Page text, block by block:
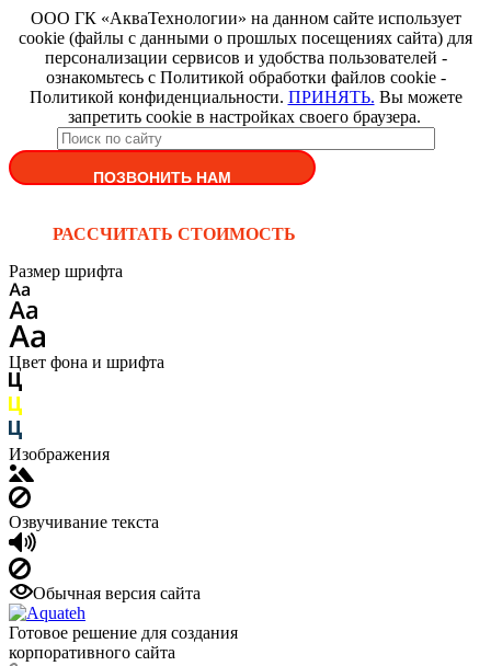
ООО ГК «АкваТехнологии» на данном сайте использует
cookie (файлы с данными о прошлых посещениях сайта) для
персонализации сервисов и удобства пользователей -
ознакомьтесь с Политикой обработки файлов cookie -
Политикой конфиденциальности. ПРИНЯТЬ. Вы можете
запретить cookie в настройках своего браузера.
ПОЗВОНИТЬ НАМ
РАССЧИТАТЬ СТОИМОСТЬ
Размер шрифта
Цвет фона и шрифта
Изображения
Озвучивание текста
Обычная версия сайта
Готовое решение для создания
корпоративного сайта